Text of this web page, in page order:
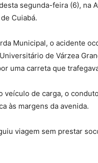
segunda-feira (6), na
Cuiabá.
Municipal, o acidente
de Várzea
uma carreta que
veículo de carga, o
às margens da avenida.
viagem sem prestar